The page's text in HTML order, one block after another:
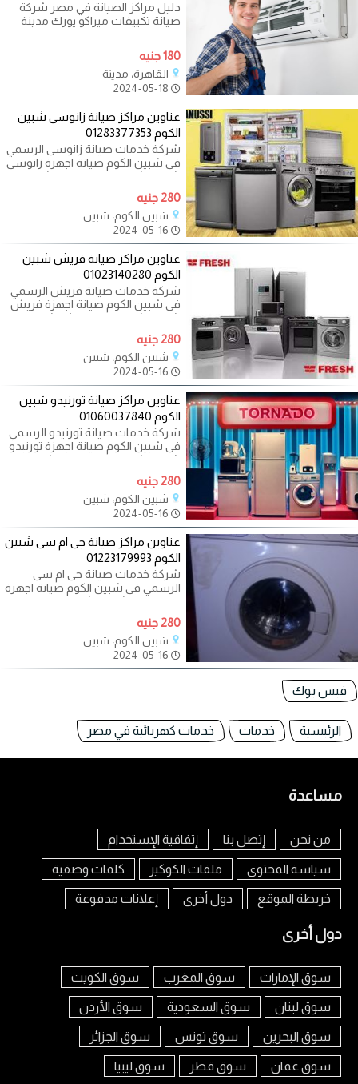
دليل مراكز الصيانة في مصر شركة
صيانة تكييفات ميراكو يورك مدينة
نصر شركة صيانة ميراكو يورك مدينة
180 جنيه
القاهرة، مدينة
عناوين مراكز صيانة زانوسى شبين
الكوم 01283377353
شركة خدمات صيانة زانوسى الرسمي
فى شبين الكوم صيانة اجهزة زانوسى
شبين الكوم صيانة زانوسى شبين
280 جنيه
شبين الكوم، شبين
عناوين مراكز صيانة فريش شبين
الكوم 01023140280
شركة خدمات صيانة فريش الرسمي
فى شبين الكوم صيانة اجهزة فريش
شبين الكوم صيانة فريش شبين
الكوم
280 جنيه
شبين الكوم، شبين
عناوين مراكز صيانة تورنيدو شبين
الكوم 01060037840
شركة خدمات صيانة تورنيدو الرسمي
فى شبين الكوم صيانة اجهزة تورنيدو
شبين الكوم صيانة تورنيدو شبين
280 جنيه
شبين الكوم، شبين
عناوين مراكز صيانة جى ام سى شبين
الكوم 01223179993
شركة خدمات صيانة جى ام سى
الرسمي فى شبين الكوم صيانة اجهزة
جى ام سى شبين الكوم صيانة جى ام
سى شبين
280 جنيه
شبين الكوم، شبين
فيس بوك
الرئيسية خدمات خدمات كهربائية في مصر
مساعدة
من نحن إتصل بنا إتفاقية الإستخدام
سياسة المحتوى ملفات الكوكيز كلمات وصفية
خريطة الموقع دول أخرى إعلانات مدفوعة
دول أخرى
سوق الإمارات سوق المغرب سوق الكويت
سوق لبنان سوق السعودية سوق الأردن
سوق البحرين سوق تونس سوق الجزائر
سوق عمان سوق قطر سوق ليبيا